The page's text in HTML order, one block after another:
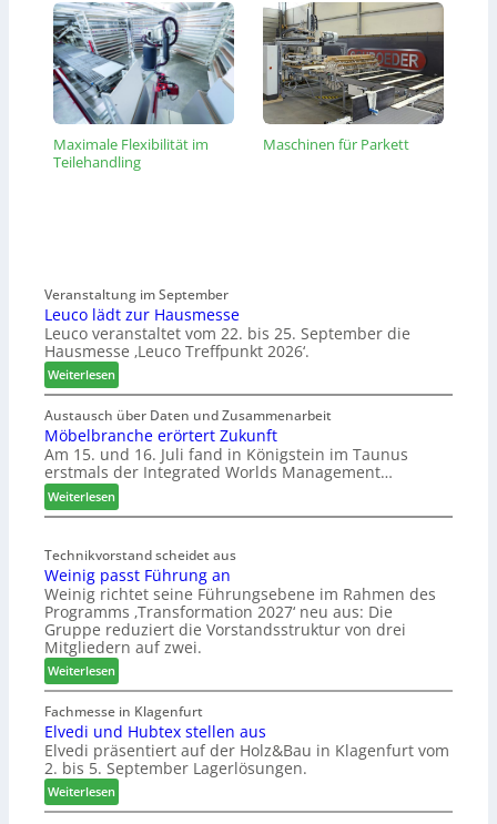
Maximale Flexibilität im
Teilehandling
Maschinen für Parkett
Veranstaltung im September
Leuco lädt zur Hausmesse
Leuco veranstaltet vom 22. bis 25. September die
Hausmesse ‚Leuco Treffpunkt 2026‘.
Weiterlesen:
L
e
u
c
o
ä
t
z
u
r
H
a
u
s
m
e
s
s
e
Austausch über Daten und Zusammenarbeit
Möbelbranche erörtert Zukunft
Am 15. und 16. Juli fand in Königstein im Taunus
erstmals der Integrated Worlds Management…
Weiterlesen:
M
b
e
l
b
r
a
n
c
h
e
e
r
ö
r
Technikvorstand scheidet aus
Weinig passt Führung an
Weinig richtet seine Führungsebene im Rahmen des
Programms ‚Transformation 2027‘ neu aus: Die
Gruppe reduziert die Vorstandsstruktur von drei
Mitgliedern auf zwei.
Weiterlesen:
W
e
i
n
i
g
p
Fachmesse in Klagenfurt
Elvedi und Hubtex stellen aus
Elvedi präsentiert auf der Holz&Bau in Klagenfurt vom
2. bis 5. September Lagerlösungen.
Weiterlesen:
E